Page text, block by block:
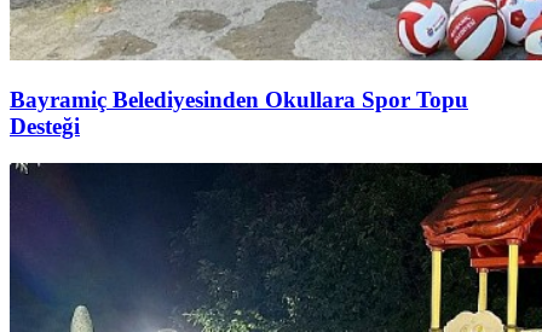
Bayramiç Belediyesinden Okullara Spor Topu
Desteği